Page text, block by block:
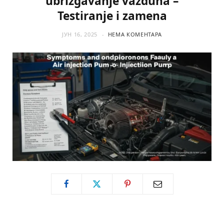
Testiranje i zamena
ЈУН 16, 2025 НЕМА КОМЕНТАРА